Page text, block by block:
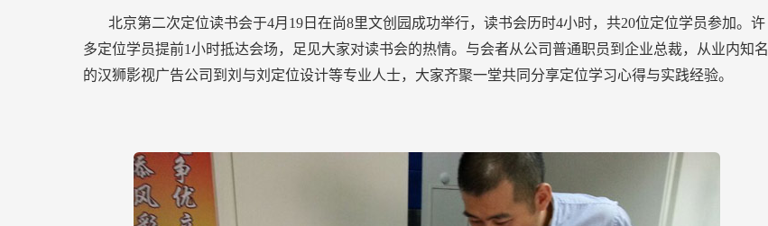
北京第二次定位读书会于4月19日在尚8里文创园成功举行，读书会历时4小时，共20位定位学员参加。许
多定位学员提前1小时抵达会场，足见大家对读书会的热情。与会者从公司普通职员到企业总裁，从业内知名
的汉狮影视广告公司到刘与刘定位设计等专业人士，大家齐聚一堂共同分享定位学习心得与实践经验。